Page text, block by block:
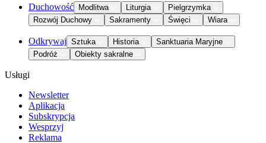
Duchowość Modlitwa Liturgia
Pielgrzymka
Rozwój Duchowy
Sakramenty Święci Wiara
Odkrywaj Sztuka Historia
Sanktuaria Maryjne
Podróż
Obiekty sakralne
Usługi
Newsletter
Aplikacja
Subskrypcja
Wesprzyj
Reklama